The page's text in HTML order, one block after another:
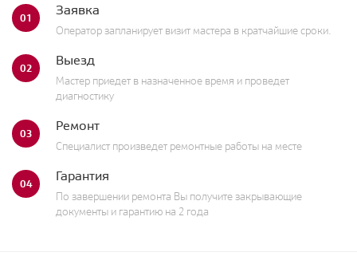
01 Заявка
Оператор запланирует визит мастера в кратчайшие сроки.
02 Выезд
Мастер приедет в назначенное время и проведет
диагностику
03 Ремонт
Специалист произведет ремонтные работы на месте
04 Гарантия
По завершении ремонта Вы получите закрывающие
документы и гарантию на 2 года